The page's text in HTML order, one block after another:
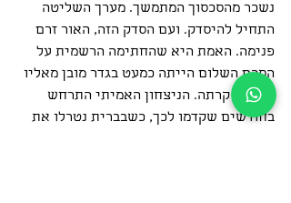
נשכר מהסכסוך המתמשך. מערך השליטה
התחיל להיסדק. ועם הסדק הזה, האור זרם
פנימה. האמת היא שהחתימה הרשמית על
הסכם השלום הייתה כמעט בגדר מובן מאליו
כשהיא קרתה. הניצחון האמיתי התרחש
בחודשים שקדמו לכך, כשבברית נטרלו את